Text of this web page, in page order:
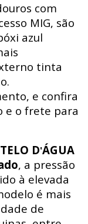
com
MIG, são
azul
tinta
e confira
e o frete para
D'ÁGUA
, a pressão
à elevada
é mais
de